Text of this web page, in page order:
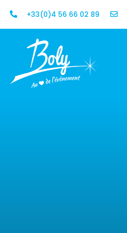
+33(0)4 56 66 02 89